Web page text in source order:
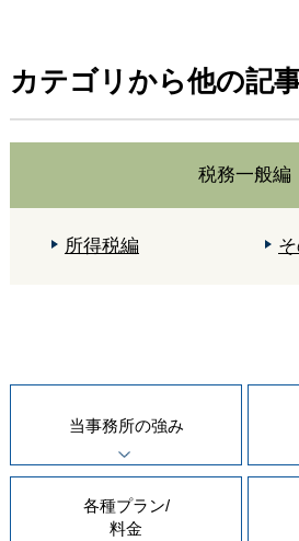
カテゴリから他の記
税務一般編
所得税編
当事務所の強み
各種プラン/
料金